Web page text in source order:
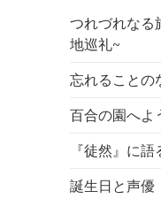
つれづれなる
地巡礼~
忘れることの
百合の園へよ
『徒然』に
誕生日と声